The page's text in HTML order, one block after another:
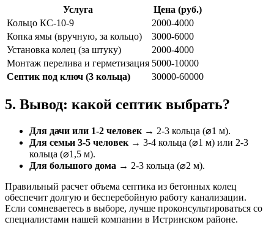
Услуга
Цена (руб.)
Кольцо КС-10-9
2000-4000
Копка ямы (вручную, за кольцо)
3000-6000
Установка колец (за штуку)
2000-4000
Монтаж перелива и герметизация 5000-10000
Септик под ключ (3 кольца)
30000-60000
5. Вывод: какой септик выбрать?
Для дачи или 1-2 человек → 2-3 кольца (⌀1 м).
Для семьи 3-5 человек → 3-4 кольца (⌀1 м) или 2-3
кольца (⌀1,5 м).
Для большого дома → 2-3 кольца (⌀2 м).
Правильный расчет объема септика из бетонных колец
обеспечит долгую и бесперебойную работу канализации.
Если сомневаетесь в выборе, лучше проконсультироваться со
специалистами нашей компании в Истринском районе.